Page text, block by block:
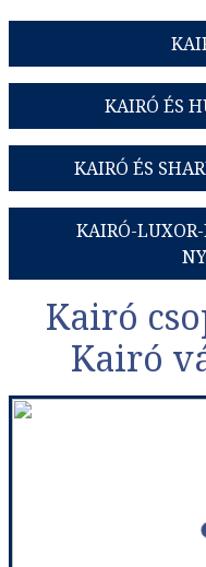
KAIRÓ ÉS
KAIRÓ ÉS
KAIRÓ-
Kairó
Kairó